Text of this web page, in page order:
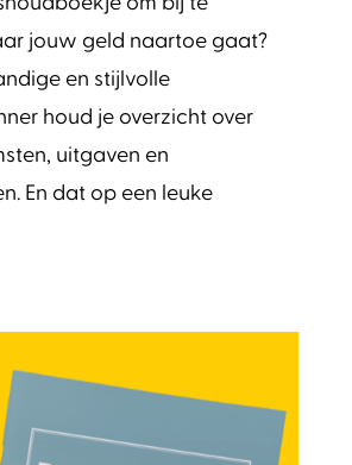
jouw geld naartoe gaat?
en stijlvolle
houd je overzicht over
uitgaven en
En dat op een leuke